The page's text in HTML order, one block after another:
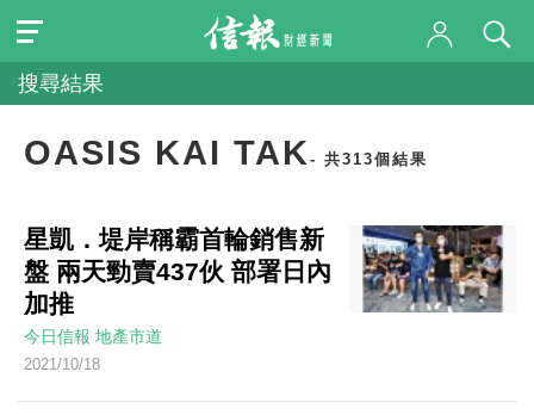
搜尋結果
OASIS KAI TAK - 共313個結果
星凱．堤岸稱霸首輪銷售新
盤 兩天勁賣437伙 部署日內
加推
今日信報 地產市道
2021/10/18